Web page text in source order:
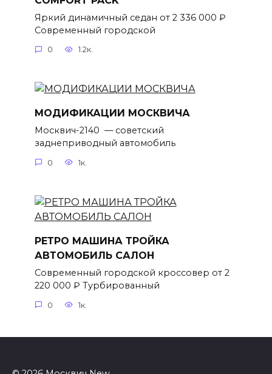
Яркий динамичный седан от 2 336 000 ₽
Современный городской
0 1.2к.
МОДИФИКАЦИИ МОСКВИЧА
Москвич-2140 — советский
заднеприводный автомобиль
0 1к.
РЕТРО МАШИНА ТРОЙКА
АВТОМОБИЛЬ САЛОН
Современный городской кроссовер от 2
220 000 ₽ Турбированный
0 1к.